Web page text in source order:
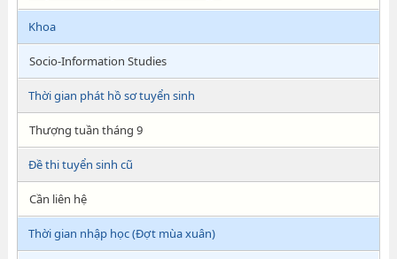
Khoa
Socio-Information Studies
Thời gian phát hồ sơ tuyển sinh
Thượng tuần tháng 9
Đề thi tuyển sinh cũ
Cần liên hệ
Thời gian nhập học (Đợt mùa xuân)